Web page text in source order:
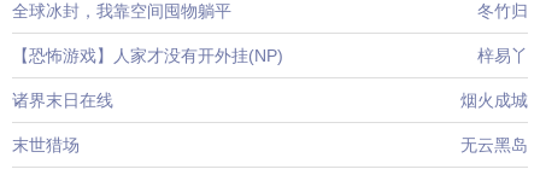
全球冰封，我靠空间囤物躺平 冬竹归
【恐怖游戏】人家才没有开外挂(NP) 梓易丫
诸界末日在线 烟火成城
末世猎场 无云黑岛